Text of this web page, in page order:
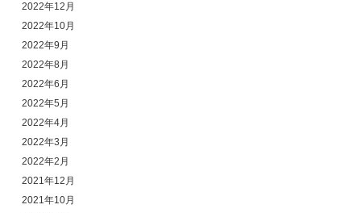
2022年12月
2022年10月
2022年9月
2022年8月
2022年6月
2022年5月
2022年4月
2022年3月
2022年2月
2021年12月
2021年10月